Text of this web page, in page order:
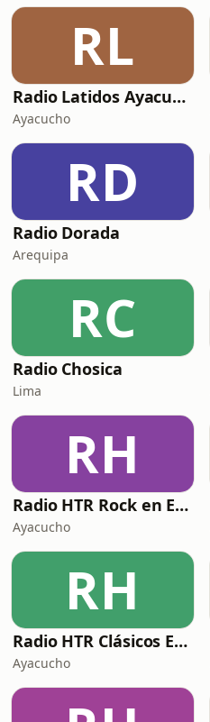
RL
Radio Latidos Ayacucho
Ayacucho
RD
Radio Dorada
Arequipa
RC
Radio Chosica
Lima
RH
Radio HTR Rock en Español
Ayacucho
RH
Radio HTR Clásicos En Inglés
Ayacucho